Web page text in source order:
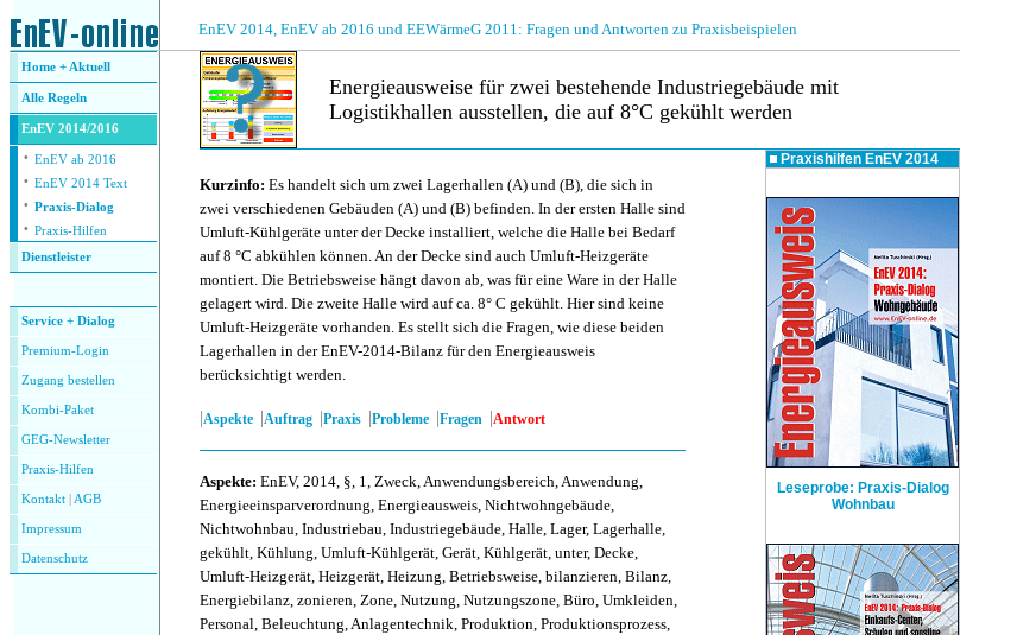
EnEV 2014, EnEV ab 2016 und EEWärmeG 2011: Fragen und Antworten zu Praxisbeispielen
Home + Aktuell
Alle Regeln
EnEV 2014/2016
· EnEV ab 2016
· EnEV 2014 Text
· Praxis-Dialog
· Praxis-Hilfen
Dienstleister
Service + Dialog
Premium-Login
Zugang bestellen
Kombi-Paket
GEG-Newsletter
Praxis-Hilfen
Kontakt AGB
Impressum
Datenschutz
Energieausweise für zwei bestehende Industriegebäude mit
Logistikhallen ausstellen, die auf 8°C gekühlt werden
Kurzinfo: Es handelt sich um zwei Lagerhallen (A) und (B), die sich in
zwei verschiedenen Gebäuden (A) und (B) befinden. In der ersten Halle sind
Umluft-Kühlgeräte unter der Decke installiert, welche die Halle bei Bedarf
auf 8 °C abkühlen können. An der Decke sind auch Umluft-Heizgeräte
montiert. Die Betriebsweise hängt davon ab, was für eine Ware in der Halle
gelagert wird. Die zweite Halle wird auf ca. 8° C gekühlt. Hier sind keine
Umluft-Heizgeräte vorhanden. Es stellt sich die Fragen, wie diese beiden
Lagerhallen in der EnEV-2014-Bilanz für den Energieausweis
berücksichtigt werden.
|Aspekte |Auftrag |Praxis |Probleme |Fragen |Antwort
Aspekte: EnEV, 2014, §, 1, Zweck, Anwendungsbereich, Anwendung,
Energieeinsparverordnung, Energieausweis, Nichtwohngebäude,
Nichtwohnbau, Industriebau, Industriegebäude, Halle, Lager, Lagerhalle,
gekühlt, Kühlung, Umluft-Kühlgerät, Gerät, Kühlgerät, unter, Decke,
Umluft-Heizgerät, Heizgerät, Heizung, Betriebsweise, bilanzieren, Bilanz,
Energiebilanz, zonieren, Zone, Nutzung, Nutzungszone, Büro, Umkleiden,
Personal, Beleuchtung, Anlagentechnik, Produktion, Produktionsprozess,
Praxishilfen EnEV 2014
Leseprobe: Praxis-Dialog
Wohnbau